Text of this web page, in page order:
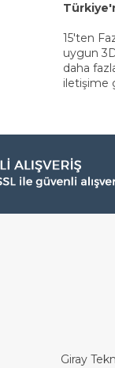
15'ten
uygun 3D
daha
iletişime
Giray